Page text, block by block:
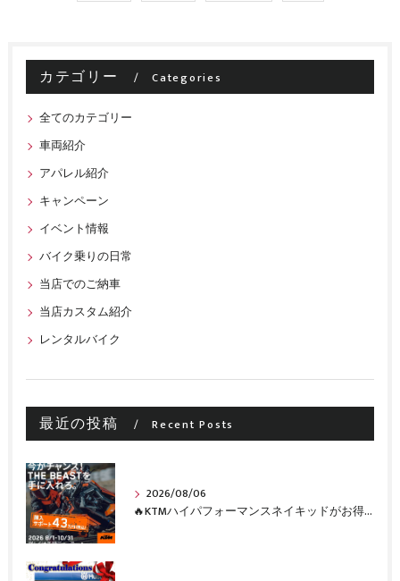
カテゴリー Categories
全てのカテゴリー
車両紹介
アパレル紹介
キャンペーン
イベント情報
バイク乗りの日常
当店でのご納車
当店カスタム紹介
レンタルバイク
最近の投稿 Recent Posts
2026/08/06
🔥KTMハイパフォーマンスネイキッドがお得に手に入るチャンス🔥